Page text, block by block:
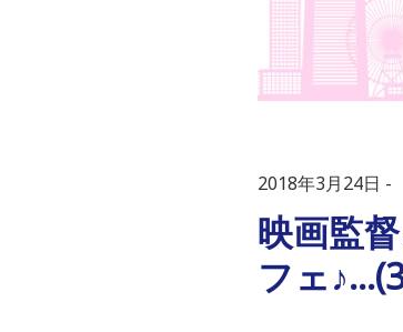
2018年3月24日
映画監
フェ